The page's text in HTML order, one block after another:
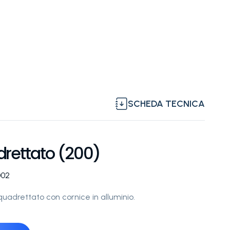
SCHEDA TECNICA
(200)
con cornice in alluminio.